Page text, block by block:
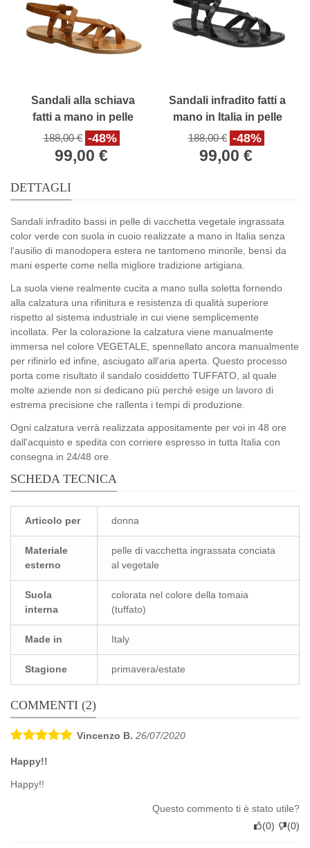
Sandali alla schiava
fatti a mano in pelle
color cuoio antico
188,00 € -48%
99,00 €
Sandali infradito fatti a
mano in Italia in pelle
nero
188,00 € -48%
99,00 €
DETTAGLI
Sandali infradito bassi in pelle di vacchetta vegetale ingrassata
color verde con suola in cuoio realizzate a mano in Italia senza
l'ausilio di manodopera estera ne tantomeno minorile, bensì da
mani esperte come nella migliore tradizione artigiana.
La suola viene realmente cucita a mano sulla soletta fornendo
alla calzatura una rifinitura e resistenza di qualità superiore
rispetto al sistema industriale in cui viene semplicemente
incollata. Per la colorazione la calzatura viene manualmente
immersa nel colore VEGETALE, spennellato ancora manualmente
per rifinirlo ed infine, asciugato all'aria aperta. Questo processo
porta come risultato il sandalo cosiddetto TUFFATO, al quale
molte aziende non si dedicano più perché esige un lavoro di
estrema precisione che rallenta i tempi di produzione.
Ogni calzatura verrà realizzata appositamente per voi in 48 ore
dall'acquisto e spedita con corriere espresso in tutta Italia con
consegna in 24/48 ore.
SCHEDA TECNICA
Articolo per donna
Materiale
esterno
pelle di vacchetta ingrassata conciata
al vegetale
Suola
interna
colorata nel colore della tomaia
(tuffato)
Made in Italy
Stagione primavera/estate
COMMENTI (2)
Vincenzo B. 26/07/2020
Happy!!
Happy!!
Questo commento ti è stato utile?
(0) (0)